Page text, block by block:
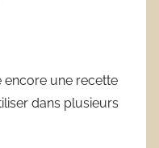
encore une recette
dans plusieurs